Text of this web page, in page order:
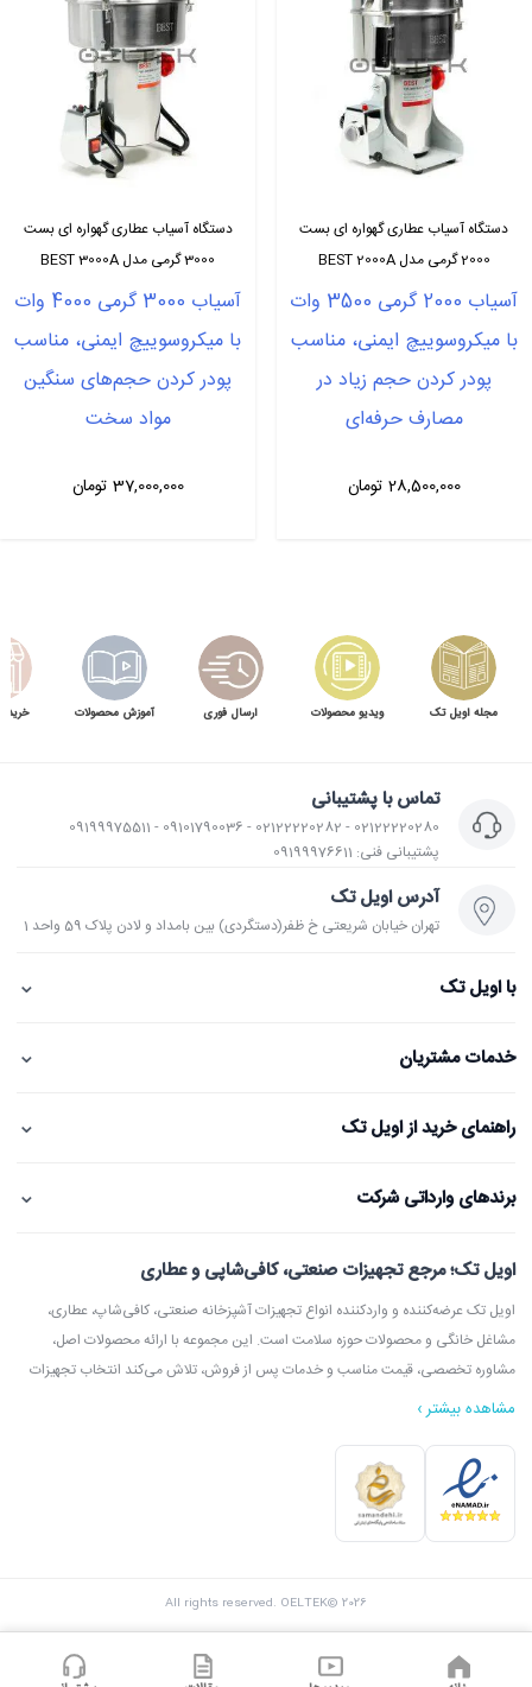
دستگاه آسیاب عطاری گهواره ای بست
2000 گرمی مدل BEST 2000A
آسیاب 2000 گرمی 3500 وات
با میکروسوییچ ایمنی، مناسب
پودر کردن حجم زیاد در
مصارف حرفه‌ای
28,500,000 تومان
دستگاه آسیاب عطاری گهواره ای بست
3000 گرمی مدل BEST 3000A
آسیاب 3000 گرمی 4000 وات
با میکروسوییچ ایمنی، مناسب
پودر کردن حجم‌های سنگین
مواد سخت
37,000,000 تومان
مجله اویل تک ویدیو محصولات ارسال فوری آموزش محصولات خرید
تماس با پشتیبانی
02122220280 - 02122220282 - 09101790036 - 09199975511
پشتیبانی فنی: 09199976611
آدرس اویل تک
تهران خیابان شریعتی خ ظفر(دستگردی) بین بامداد و لادن پلاک 59 واحد 1
با اویل تک ⌄
خدمات مشتریان ⌄
راهنمای خرید از اویل تک ⌄
برندهای وارداتی شرکت ⌄
اویل تک؛ مرجع تجهیزات صنعتی، کافی‌شاپی و عطاری
اویل تک عرضه‌کننده و واردکننده انواع تجهیزات آشپزخانه صنعتی، کافی‌شاپ، عطاری،
مشاغل خانگی و محصولات حوزه سلامت است. این مجموعه با ارائه محصولات اصل،
مشاوره تخصصی، قیمت مناسب و خدمات پس از فروش، تلاش می‌کند انتخاب تجهیزات
در اویل تک می‌توانید انواع دستگاه آسیاب عطاری، آسیاب قهوه، دستگاه روغن‌گیری،
ارده‌گیری و کره‌گیری، دستگاه بخور، بویلر آب جوش، اسپرسوساز، گریل، سرخ‌کن، خمیرگیر،
پشتیبانی واقعی، گزینه‌ای مطمئن برای خرید تجهیزات صنعتی و فروشگاهی محسوب
می‌شود.
مشاهده بیشتر ›
All rights reserved. OELTEK© 2026